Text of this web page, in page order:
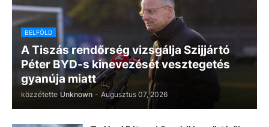
BELFÖLD
A Tiszás rendőrség vizsgálja Szijjártó
Péter BYD-s kinevezését vesztegetés
gyanúja miatt
közzétette Unknown - Augusztus 07, 2026